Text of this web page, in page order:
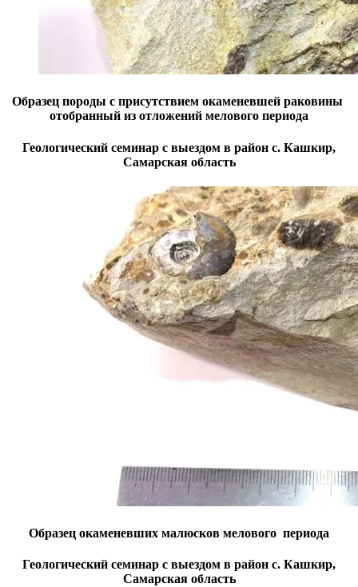
Образец породы с присутствием окаменевшей раковины
отобранный из отложений мелового периода
Геологический семинар с выездом в район с. Кашкир,
Самарская область
Образец окаменевших малюсков мелового периода
Геологический семинар с выездом в район с. Кашкир,
Самарская область